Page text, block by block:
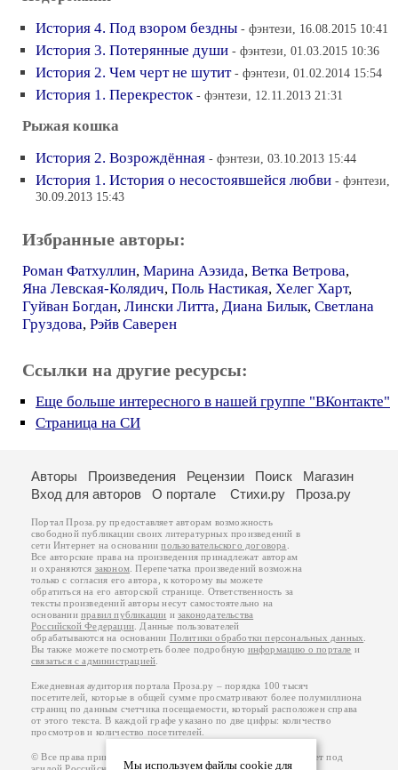
История 4. Под взором бездны - фэнтези, 16.08.2015 10:41
История 3. Потерянные души - фэнтези, 01.03.2015 10:36
История 2. Чем черт не шутит - фэнтези, 01.02.2014 15:54
История 1. Перекресток - фэнтези, 12.11.2013 21:31
Рыжая кошка
История 2. Возрождённая - фэнтези, 03.10.2013 15:44
История 1. История о несостоявшейся любви - фэнтези,
30.09.2013 15:43
Избранные авторы:
Роман Фатхуллин, Марина Аэзида, Ветка Ветрова,
Яна Левская-Колядич, Поль Настикая, Хелег Харт,
Гуйван Богдан, Лински Литта, Диана Билык, Светлана
Груздова, Рэйв Саверен
Ссылки на другие ресурсы:
Еще больше интересного в нашей группе "ВКонтакте"
Страница на СИ
Мы используем файлы cookie для
Авторы Произведения Рецензии Поиск
Магазин
Вход для авторов
О портале Стихи.ру Проза.ру
Портал Проза.ру предоставляет авторам возможность
свободной публикации своих литературных произведений в
сети Интернет на основаниипользовательского договора
Все авторские права на произведения принадлежат авторам
и охраняются законом . Перепечатка произведений возможна
только с согласия его автора, к которому вы можете
обратиться на его авторской странице. Ответственность за
тексты произведений авторы несут самостоятельно на
основанииправил публикации изаконодательства
Российской Федерации . Данные пользователей
обрабатываются на основании Политики обработки персональных данных
Вы также можете посмотреть более подробную информацию о портале и
связаться с администрацией
Ежедневная аудитория портала Проза.ру – порядка 100 тысяч
посетителей, которые в общей сумме просматривают более полумиллиона
страниц по данным счетчика посещаемости, который расположен справа
от этого текста. В каждой графе указано по две цифры: количество
просмотров и количество посетителей.
© Все права принадлежат авторам, 2000-2026. Портал работает под